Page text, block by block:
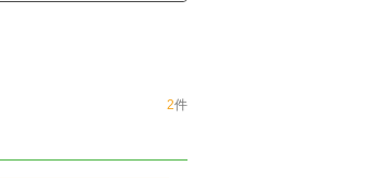
2件